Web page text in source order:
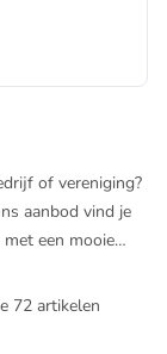
of vereniging?
aanbod vind je
een mooie
of
meer premium
72 artikelen